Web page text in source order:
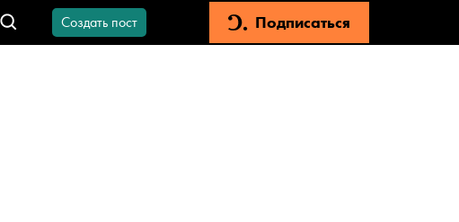
Создать пост Подписаться